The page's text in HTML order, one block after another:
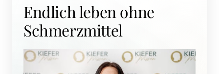
Endlich leben ohne
Schmerzmittel